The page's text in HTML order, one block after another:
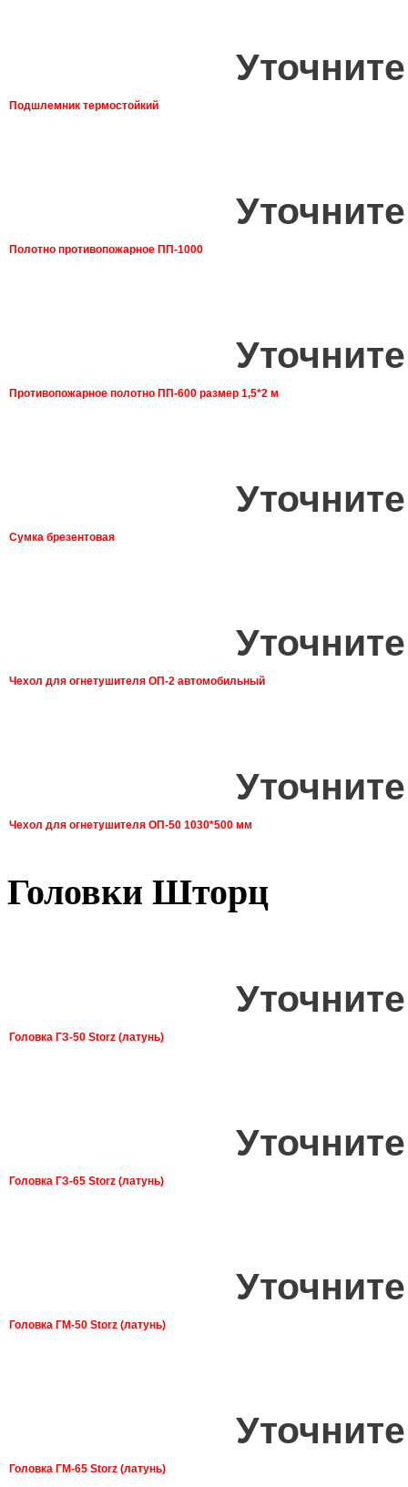
Подшлемник термостойкий
Полотно противопожарное ПП-1000
Противопожарное полотно ПП-600 размер 1,5*2 м
Сумка брезентовая
Чехол для огнетушителя ОП-2 автомобильный
Чехол для огнетушителя ОП-50 1030*500 мм
Головки Шторц
Головка ГЗ-50 Storz (латунь)
Головка ГЗ-65 Storz (латунь)
Головка ГМ-50 Storz (латунь)
Головка ГМ-65 Storz (латунь)